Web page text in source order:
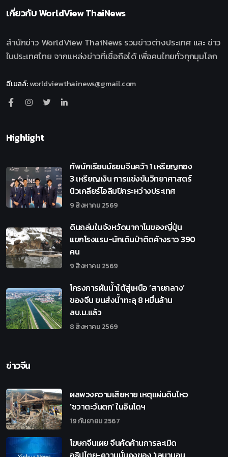
เกี่ยวกับWorldView ThaiNews
สำนักข่าว WorldView ThaiNews รวมข่าวต่างประเทศ และ ข่าว
ในประเทศไทย จากแหล่งข่าวที่เชื่อถือได้ เพื่อคนไทยทั่วทุกมุมโลก
อีเมลล์:worldviewthainews@gmail.com
Highlight
ทัพนักเรียนมัธยมจีนคว้า 1 เหรียญทอง
3 เหรียญเงิน การแข่งขันวิทยาศาสตร์
นิวเคลียร์โอลิมปิกระหว่างประเทศ
9 สิงหาคม 2569
ดินถล่มในจังหวัดนากาโนของญี่ปุ่น
แขกโรงแรม-นักเดินป่าติดค้างราว 390
คน
9 สิงหาคม 2569
โครงการผันน้ำใต้สู่เหนือ ‘สายกลาง’
ของจีน ขนส่งน้ำทะลุ 8 หมื่นล้าน
ลบ.ม.แล้ว
8 สิงหาคม 2569
ข่าวจีน
ผลพวงความเสียหาย เหตุแผ่นดินไหว
'ชวาตะวันตก' ในอินโดฯ
19 กันยายน 2567
โฆษกจีนเผย จีนคัดค้านการละเมิด